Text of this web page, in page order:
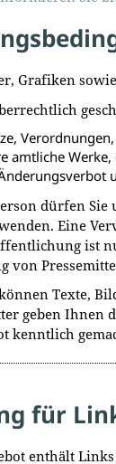
Grafiken
amtliche
dürfen Sie
Eine
ist
von
Texte,
geben Ihnen
kenntlich
für
enthält